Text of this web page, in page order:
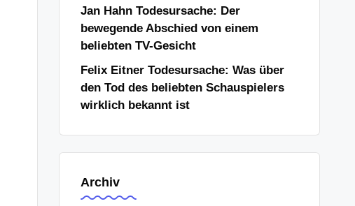
Jan Hahn Todesursache: Der
bewegende Abschied von einem
beliebten TV-Gesicht
Felix Eitner Todesursache: Was über
den Tod des beliebten Schauspielers
wirklich bekannt ist
Archiv